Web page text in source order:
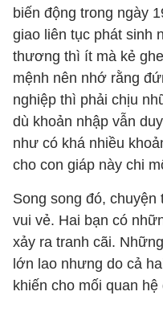
biến động trong ngày
giao liên tục phát sinh
thương thì ít mà kẻ
mệnh nên nhớ rằng
nghiệp thì phải chịu
dù khoản nhập vẫn
như có khá nhiều
cho con giáp này chi
Song song đó,
vui vẻ. Hai bạn có
xảy ra tranh cãi.
lớn lao nhưng do cả
khiến cho mối quan hệ